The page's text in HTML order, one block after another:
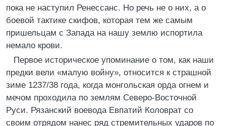
пока не наступил Ренессанс. Но речь не о них, а о
боевой тактике скифов, которая тем же самым
пришельцам с Запада на нашу землю испортила
немало крови.
Первое историческое упоминание о том, как наши
предки вели «малую войну», относится к страшной
зиме 1237/38 года, когда монгольская орда огнем и
мечом проходила по землям Северо-Восточной
Руси. Рязанский воевода Евпатий Коловрат со
своим отрядом нанес ряд стремительных ударов по